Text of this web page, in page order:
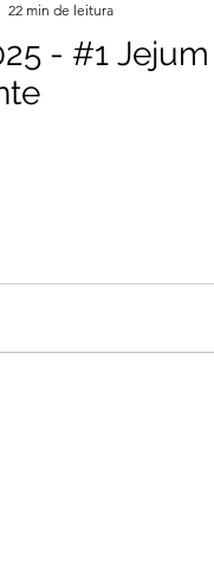
- #1 Jejum
22 min de leitura